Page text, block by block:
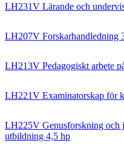
LH231V Lärande och
LH207V Forskarhandledning
LH213V Pedagogiskt arbete
LH221V Examinatorskap för
LH225V Genusforskning och
utbildning 4,5 hp